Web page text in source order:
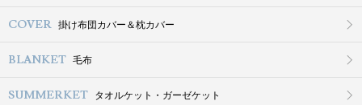
COVER 掛け布団カバー＆枕カバー
BLANKET 毛布
SUMMERKET タオルケット・ガーゼケット